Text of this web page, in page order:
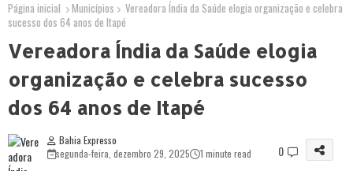
Página inicial Municípios
Vereadora Índia da Saúde elogia organização e celebra
sucesso dos 64 anos de Itapé
Vereadora Índia da Saúde elogia
organização e celebra sucesso
dos 64 anos de Itapé
Bahia Expresso
segunda-feira, dezembro 29, 2025
1 minute read 0